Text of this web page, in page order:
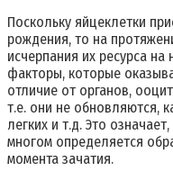
Поскольку яйцеклетки
рождения, то на
исчерпания их ресурса на
факторы, которые
отличие от органов,
т.е. они не обновляются,
легких и т.д. Это
многом определяется
момента зачатия.